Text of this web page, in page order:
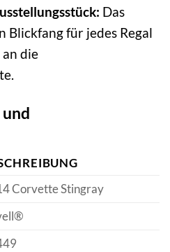
Das
Blickfang für jedes Regal
die
Corvette Stingray